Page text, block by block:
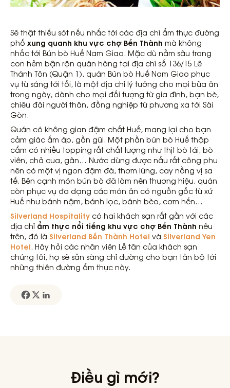
Sẽ thật thiếu sót nếu nhắc tới các địa chỉ ẩm thực đường
phố xung quanh khu vực chợ Bến Thành mà không
nhắc tới Bún bò Huế Nam Giao. Mặc dù nằm sâu trong
con hẻm bận rộn quán hàng tại địa chỉ số 136/15 Lê
Thánh Tôn (Quận 1), quán Bún bò Huế Nam Giao phục
vụ từ sáng tới tối, là một địa chỉ lý tưởng cho mọi bữa ăn
trong ngày, dành cho mọi đối tượng từ gia đình, bạn bè,
chiêu đãi người thân, đồng nghiệp từ phương xa tới Sài
Gòn.
Quán có không gian đậm chất Huế, mang lại cho bạn
cảm giác ấm áp, gần gũi. Một phần bún bò Huế thập
cẩm có nhiều topping rất chất lượng như thịt bò tái, bò
viên, chả cua, gân… Nước dùng được nấu rất công phu
nên có một vị ngon đậm đà, thơm lừng, cay nồng vị sa
tế. Bên cạnh món bún bò đã làm nên thương hiệu, quán
còn phục vụ đa dạng các món ăn có nguồn gốc từ xứ
Huế như bánh nậm, bánh lọc, bánh bèo, cơm hến…
Silverland Hospitality có hai khách sạn rất gần với các
địa chỉ ẩm thực nổi tiếng khu vực chợ Bến Thành nêu
trên, đó là Silverland Bến Thành Hotel và Silverland Yen
Hotel. Hãy hỏi các nhân viên Lễ tân của khách sạn
chúng tôi, họ sẽ sẵn sàng chỉ đường cho bạn tản bộ tới
những thiên đường ẩm thực này.
Điều gì mới?